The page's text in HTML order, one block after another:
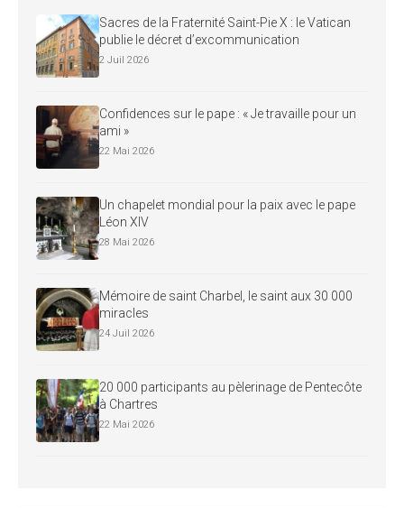
Sacres de la Fraternité Saint-Pie X : le Vatican
publie le décret d’excommunication
2 Juil 2026
Confidences sur le pape : « Je travaille pour un
ami »
22 Mai 2026
Un chapelet mondial pour la paix avec le pape
Léon XIV
28 Mai 2026
Mémoire de saint Charbel, le saint aux 30 000
miracles
24 Juil 2026
20 000 participants au pèlerinage de Pentecôte
à Chartres
22 Mai 2026